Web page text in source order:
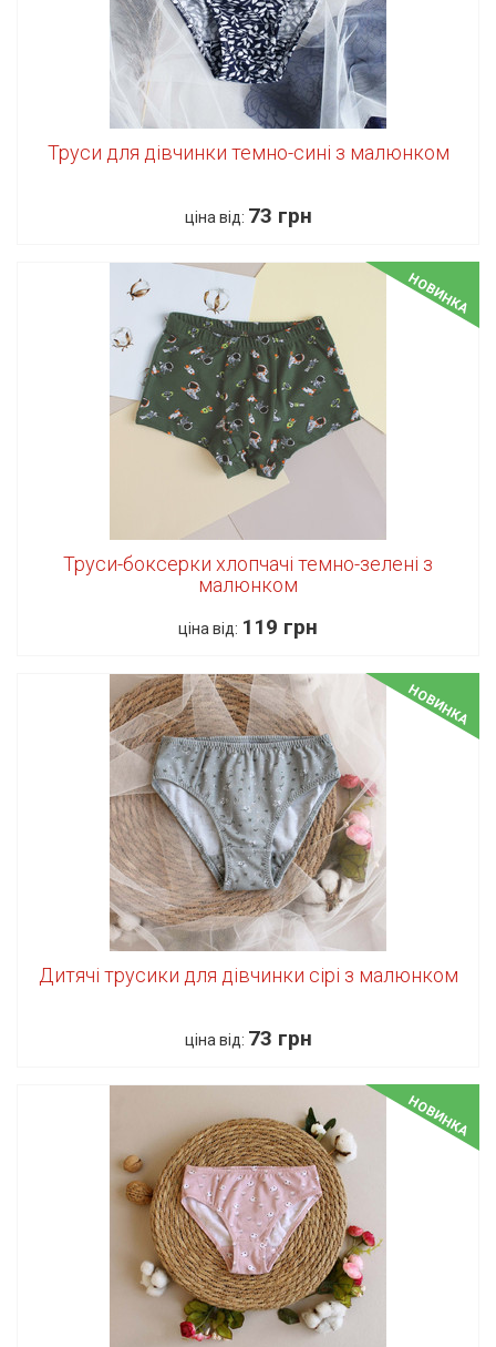
Труси для дівчинки темно-сині з малюнком
ціна від: 73 грн
НОВИНКА
Труси-боксерки хлопчачі темно-зелені з
малюнком
ціна від: 119 грн
НОВИНКА
Дитячі трусики для дівчинки сірі з малюнком
ціна від: 73 грн
НОВИНКА